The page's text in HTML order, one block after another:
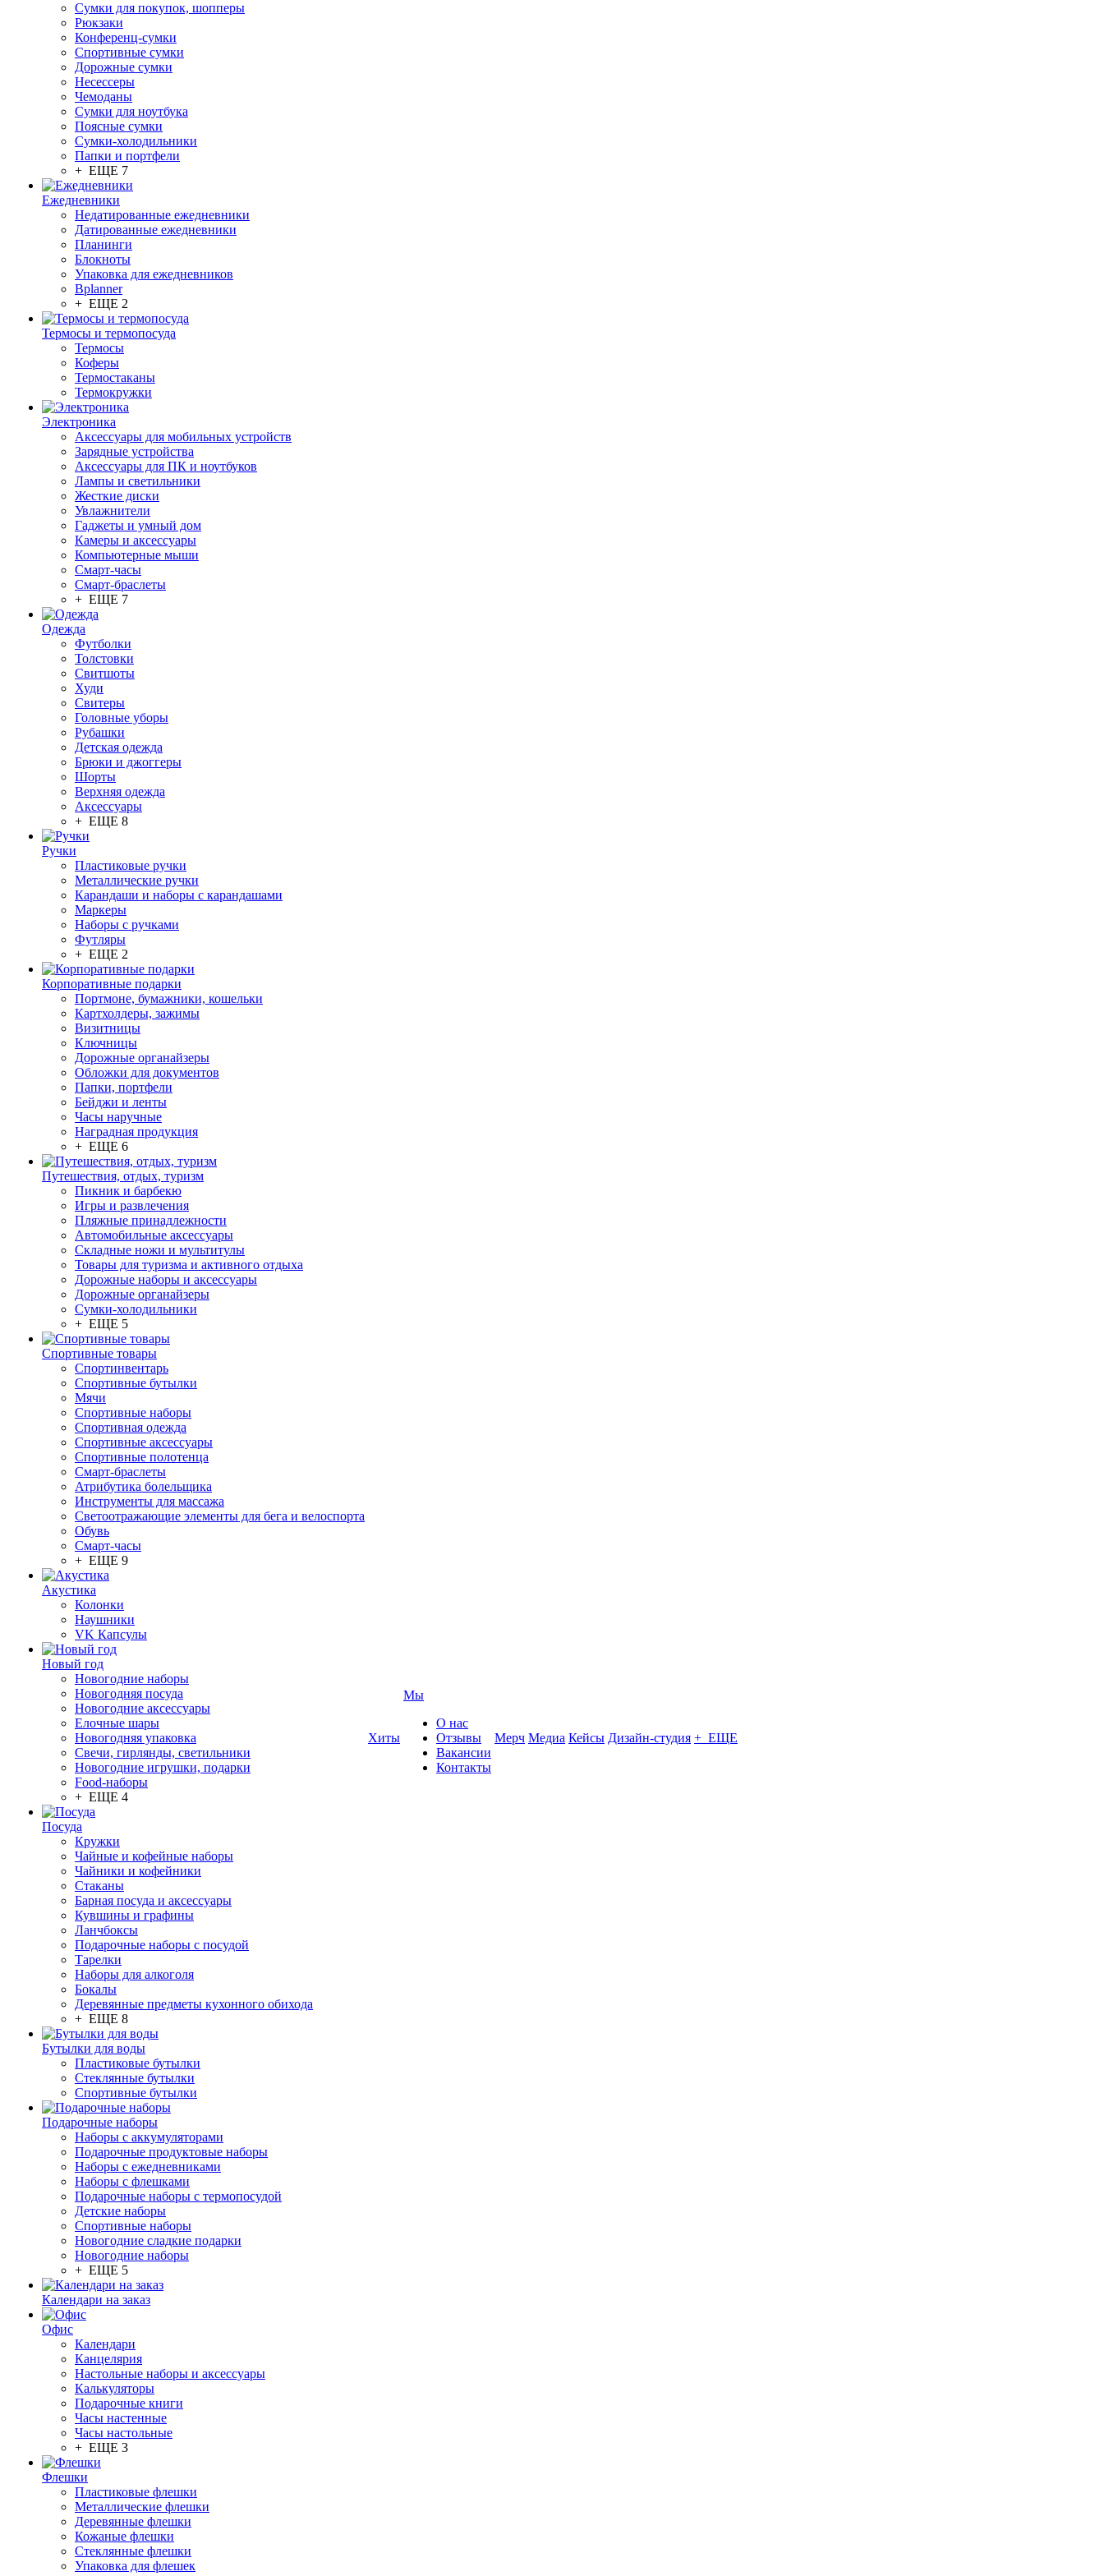
Сумки для покупок, шопперы
Рюкзаки
Конференц-сумки
Спортивные сумки
Дорожные сумки
Несессеры
Чемоданы
Сумки для ноутбука
Поясные сумки
Сумки-холодильники
Папки и портфели
+ ЕЩЕ 7
Ежедневники
Недатированные ежедневники
Датированные ежедневники
Планинги
Блокноты
Упаковка для ежедневников
Bplanner
+ ЕЩЕ 2
Термосы и термопосуда
Термосы
Коферы
Термостаканы
Термокружки
Электроника
Аксессуары для мобильных устройств
Зарядные устройства
Аксессуары для ПК и ноутбуков
Лампы и светильники
Жесткие диски
Увлажнители
Гаджеты и умный дом
Камеры и аксессуары
Компьютерные мыши
Смарт-часы
Смарт-браслеты
+ ЕЩЕ 7
Одежда
Футболки
Толстовки
Свитшоты
Худи
Свитеры
Головные уборы
Рубашки
Детская одежда
Брюки и джоггеры
Шорты
Верхняя одежда
Аксессуары
+ ЕЩЕ 8
Ручки
Пластиковые ручки
Металлические ручки
Карандаши и наборы с карандашами
Маркеры
Наборы с ручками
Футляры
+ ЕЩЕ 2
Корпоративные подарки
Портмоне, бумажники, кошельки
Картхолдеры, зажимы
Визитницы
Ключницы
Дорожные органайзеры
Обложки для документов
Папки, портфели
Бейджи и ленты
Часы наручные
Наградная продукция
+ ЕЩЕ 6
Путешествия, отдых, туризм
Пикник и барбекю
Игры и развлечения
Пляжные принадлежности
Автомобильные аксессуары
Складные ножи и мультитулы
Товары для туризма и активного отдыха
Дорожные наборы и аксессуары
Дорожные органайзеры
Сумки-холодильники
+ ЕЩЕ 5
Спортивные товары
Спортинвентарь
Спортивные бутылки
Мячи
Спортивные наборы
Спортивная одежда
Спортивные аксессуары
Спортивные полотенца
Смарт-браслеты
Атрибутика болельщика
Инструменты для массажа
Светоотражающие элементы для бега и велоспорта
Обувь
Смарт-часы
+ ЕЩЕ 9
Акустика
Колонки
Наушники
VK Капсулы
Новый год
Новогодние наборы
Новогодняя посуда
Новогодние аксессуары
Елочные шары
Новогодняя упаковка
Свечи, гирлянды, светильники
Новогодние игрушки, подарки
Food-наборы
+ ЕЩЕ 4
Посуда
Кружки
Чайные и кофейные наборы
Чайники и кофейники
Стаканы
Барная посуда и аксессуары
Кувшины и графины
Ланчбоксы
Подарочные наборы с посудой
Тарелки
Наборы для алкоголя
Бокалы
Деревянные предметы кухонного обихода
+ ЕЩЕ 8
Бутылки для воды
Пластиковые бутылки
Стеклянные бутылки
Спортивные бутылки
Подарочные наборы
Наборы с аккумуляторами
Подарочные продуктовые наборы
Наборы с ежедневниками
Наборы с флешками
Подарочные наборы с термопосудой
Детские наборы
Спортивные наборы
Новогодние сладкие подарки
Новогодние наборы
+ ЕЩЕ 5
Календари на заказ
Офис
Календари
Канцелярия
Настольные наборы и аксессуары
Калькуляторы
Подарочные книги
Часы настенные
Часы настольные
+ ЕЩЕ 3
Флешки
Пластиковые флешки
Металлические флешки
Деревянные флешки
Кожаные флешки
Стеклянные флешки
Упаковка для флешек
Хиты
Мы
О нас
Отзывы
Вакансии
Контакты
Мерч Медиа Кейсы Дизайн-студия + ЕЩЕ